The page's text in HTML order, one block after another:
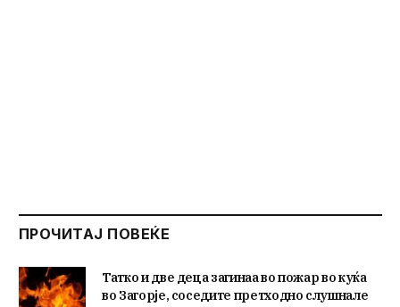
ПРОЧИТАЈ ПОВЕЌЕ
Татко и две деца загинаа во пожар во куќа
во Загорје, соседите претходно слушнале